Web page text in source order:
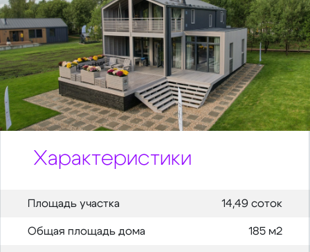
Характеристики
Площадь участка 14,49 соток
Общая площадь дома 185 м2